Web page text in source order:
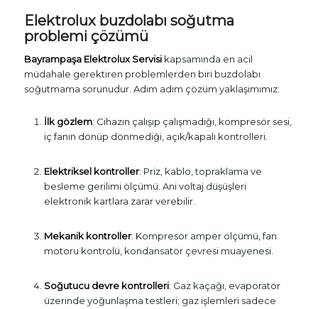
Elektrolux buzdolabı soğutma
problemi çözümü
Bayrampaşa Elektrolux Servisikapsamında en acil
müdahale gerektiren problemlerden biri buzdolabı
soğutmama sorunudur. Adım adım çözüm yaklaşımımız:
İlk gözlem: Cihazın çalışıp çalışmadığı, kompresör sesi,
iç fanın dönüp dönmediği, açık/kapalı kontrolleri.
Elektriksel kontroller: Priz, kablo, topraklama ve
besleme gerilimi ölçümü. Ani voltaj düşüşleri
elektronik kartlara zarar verebilir.
Mekanik kontroller: Kompresör amper ölçümü, fan
motoru kontrolü, kondansatör çevresi muayenesi.
Soğutucu devre kontrolleri: Gaz kaçağı, evaporatör
üzerinde yoğunlaşma testleri; gaz işlemleri sadece